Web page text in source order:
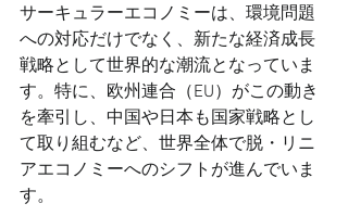
サーキュラーエコノミーは、環境問題
への対応だけでなく、新たな経済成長
戦略として世界的な潮流となっていま
す。特に、欧州連合（EU）がこの動き
を牽引し、中国や日本も国家戦略とし
て取り組むなど、世界全体で脱・リニ
アエコノミーへのシフトが進んでいま
す。